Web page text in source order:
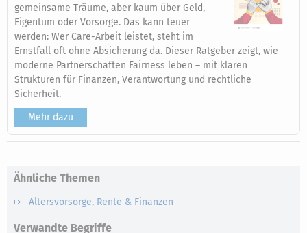
gemeinsame Träume, aber kaum über Geld,
Eigentum oder Vorsorge. Das kann teuer
werden: Wer Care-Arbeit leistet, steht im
Ernstfall oft ohne Absicherung da. Dieser Ratgeber zeigt, wie
moderne Partnerschaften Fairness leben – mit klaren
Strukturen für Finanzen, Verantwortung und rechtliche
Sicherheit.
Mehr dazu
Ähnliche Themen
Altersvorsorge, Rente & Finanzen
Verwandte Begriffe